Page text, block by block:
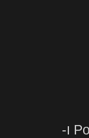
ללמוד מושגים כמו Pot Odds ו-